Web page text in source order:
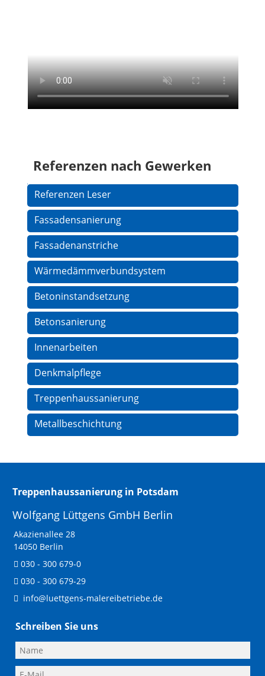
Referenzen nach Gewerken
Navigation
überspringen
Referenzen Leser
Fassadensanierung
Fassadenanstriche
Wärmedämmverbundsystem
Betoninstandsetzung
Betonsanierung
Innenarbeiten
Denkmalpflege
Treppenhaussanierung
Metallbeschichtung
Treppenhaussanierung in Potsdam
Wolfgang Lüttgens GmbH Berlin
Akazienallee 28
14050 Berlin
030 - 300 679-0
030 - 300 679-29
info@luettgens-malereibetriebe.de
Schreiben Sie uns